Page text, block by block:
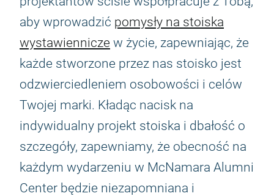
aby wprowadzić pomysły na stoiska
wystawiennicze w życie, zapewniając, że
każde stworzone przez nas stoisko jest
odzwierciedleniem osobowości i celów
Twojej marki. Kładąc nacisk na
indywidualny projekt stoiska i dbałość o
szczegóły, zapewniamy, że obecność na
każdym wydarzeniu w McNamara Alumni
Center będzie niezapomniana i